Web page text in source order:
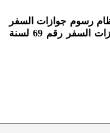
رسوم جوازات السفر
لسنة 2023، ويقرأ مع نظام رسوم جوازات السفر رقم 69 لسنة